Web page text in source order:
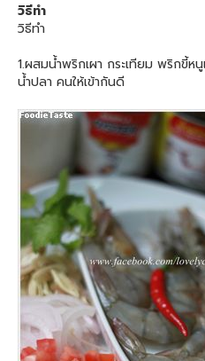
วิธีทำ
วิธีทำ
1.ผสมน้ำพริกเผา กระเทียม พริกขี้ห
น้ำปลา คนให้เข้ากันดี